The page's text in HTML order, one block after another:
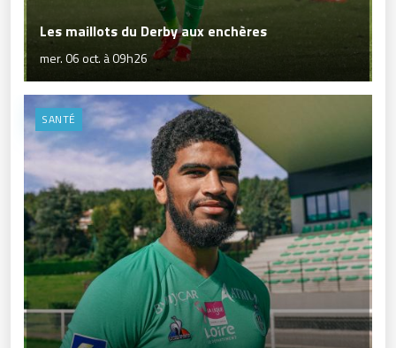
Les maillots du Derby aux enchères
mer. 06 oct. à 09h26
SANTÉ